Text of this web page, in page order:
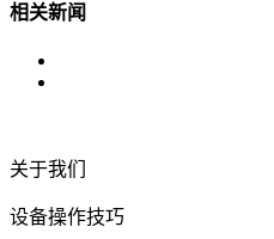
相关新闻
关于我们
设备操作技巧